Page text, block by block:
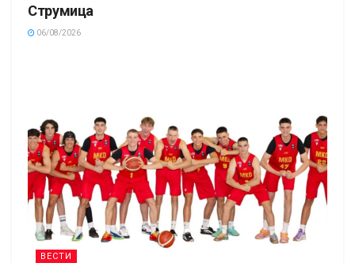
Струмица
06/08/2026
ВЕСТИ